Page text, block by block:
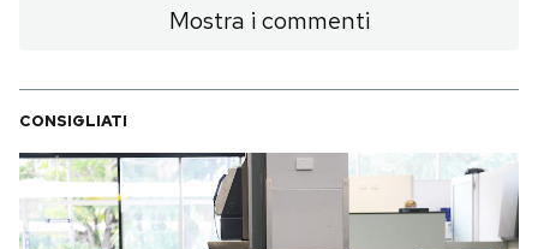
Mostra i commenti
CONSIGLIATI